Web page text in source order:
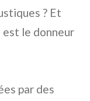
? Et
est le donneur
par des